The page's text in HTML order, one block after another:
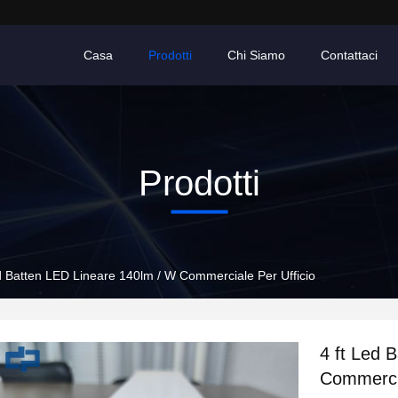
Casa Prodotti Chi Siamo Contattaci
Prodotti
Batten LED Lineare 140lm / W Commerciale Per Ufficio
4 ft Led